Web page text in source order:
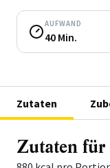
AUFWAND
40 Min.
Zutaten
Zutaten